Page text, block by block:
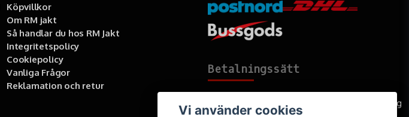
Köpvillkor
Om RM jakt
Så handlar du hos RM Jakt
Integritetspolicy
Cookiepolicy
Vanliga Frågor
Reklamation och retur
Betalningssätt
Faktura, delbetalning, kort- eller direktbetalning
Vi använder cookies